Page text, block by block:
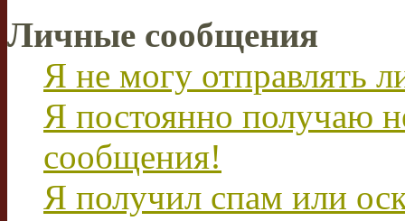
Личные сообщения
Я не могу отправлять
Я постоянно получаю
сообщения!
Я получил спам или